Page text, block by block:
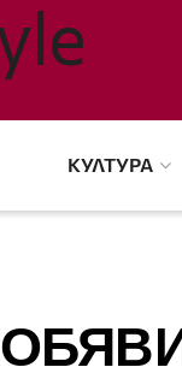
КУЛТУРА